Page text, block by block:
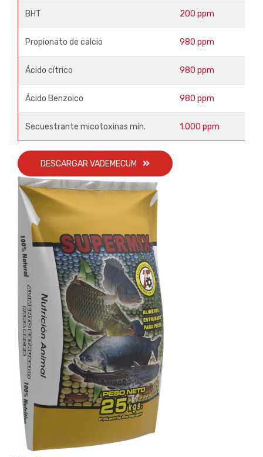
BHT 200 ppm
Propionato de calcio 980 ppm
Ácido cítrico 980 ppm
Ácido Benzoico 980 ppm
Secuestrante micotoxinas mín. 1.000 ppm
DESCARGAR VADEMECUM